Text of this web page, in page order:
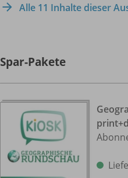
Alle 11 Inhalte dieser
Spar-Pakete